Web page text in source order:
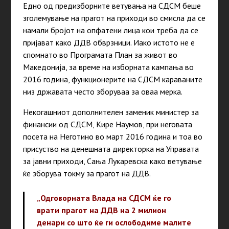
Едно од предизборните ветувања на СДСМ беше
зголемување на прагот на приходи во смисла да се
намали бројот на опфатени лица кои треба да се
пријават како ДДВ обврзници. Иако истото не е
спомнато во Програмата План за живот во
Македонија, за време на изборната кампања во
2016 година, функционерите на СДСМ караваните
низ државата често зборуваа за оваа мерка.
Некогашниот дополнителен заменик министер за
финансии од СДСМ, Кире Наумов, при неговата
посета на Неготино во март 2016 година и тоа во
присуство на денешната директорка на Управата
за јавни приходи, Сања Лукаревска како ветување
ќе зборува токму за прагот на ДДВ.
„Одговорната Влада на СДСМ ќе го
врати прагот на ДДВ на 2 милион
денари со што ќе ги ослободиме малите